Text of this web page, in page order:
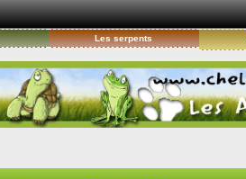
Les serpents